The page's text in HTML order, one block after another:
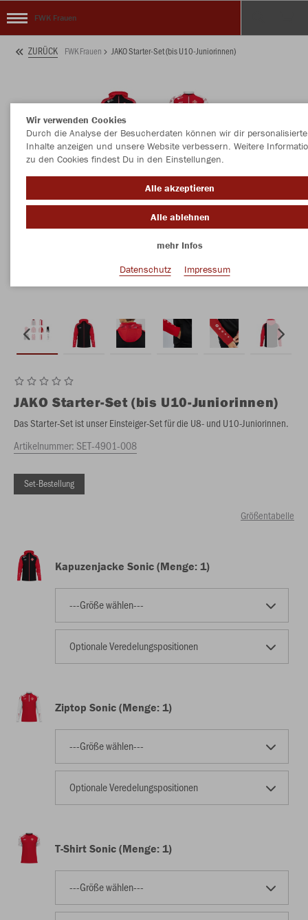
FWK Frauen
ZURÜCK FWK Frauen JAKO Starter-Set (bis U10-Juniorinnen)
JAKO Starter-Set (bis U10-Juniorinnen)
Das Starter-Set ist unser Einsteiger-Set für die U8- und U10-Juniorinnen.
Artikelnummer:SET-4901-008
Set-Bestellung
Größentabelle
Kapuzenjacke Sonic (Menge: 1)
---Größe wählen---
Optionale Veredelungspositionen
Ziptop Sonic (Menge: 1)
---Größe wählen---
Optionale Veredelungspositionen
T-Shirt Sonic (Menge: 1)
---Größe wählen---
Wir verwenden Cookies
Durch die Analyse der Besucherdaten können wir dir personalisierte
Inhalte anzeigen und unsere Website verbessern. Weitere
zu den Cookies findest Du in den Einstellungen.
Alle akzeptieren
Alle ablehnen
mehr Infos
Datenschutz
Impressum